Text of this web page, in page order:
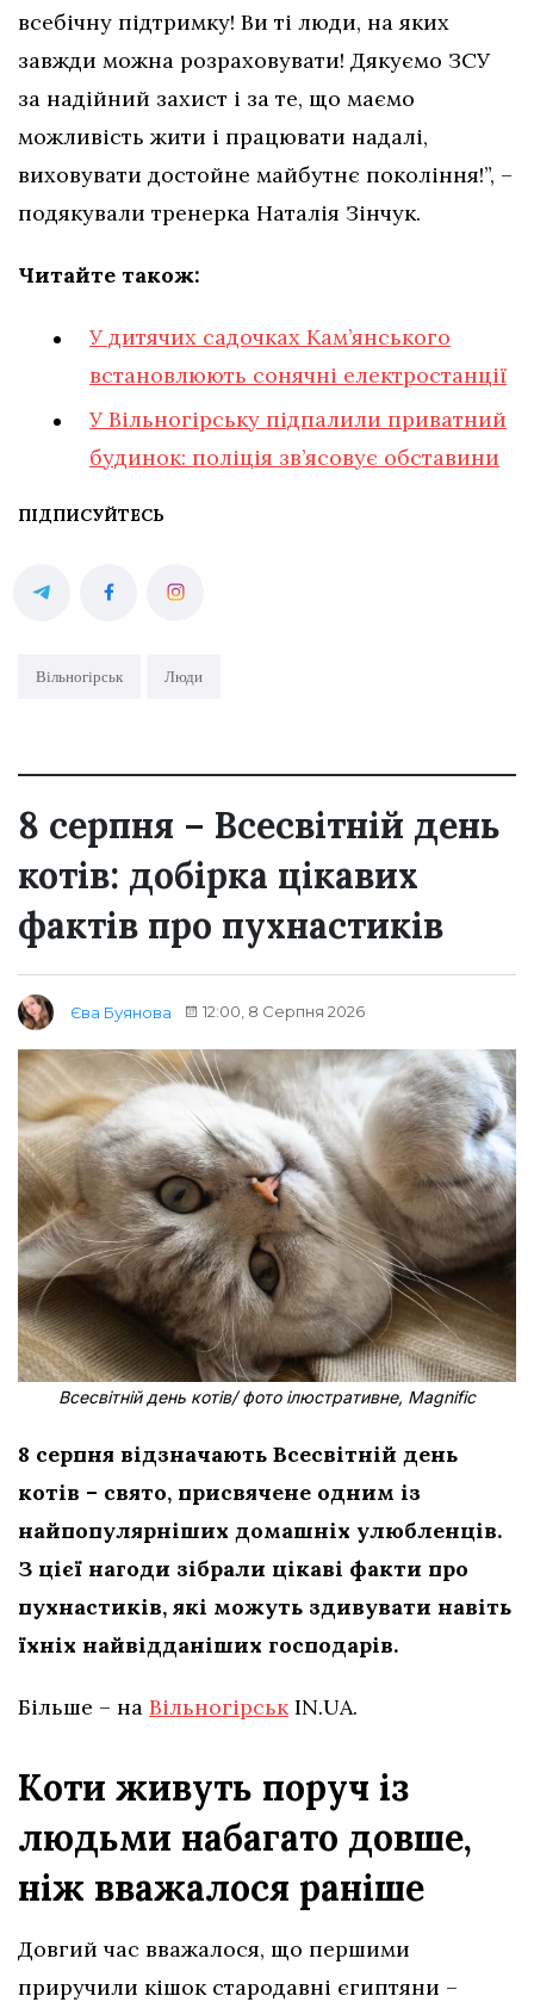
всебічну підтримку! Ви ті люди, на яких
завжди можна розраховувати! Дякуємо ЗСУ
за надійний захист і за те, що маємо
можливість жити і працювати надалі,
виховувати достойне майбутнє покоління!”, –
подякували тренерка Наталія Зінчук.
Читайте також:
У дитячих садочках Кам’янського
встановлюють сонячні електростанції
У Вільногірську підпалили приватний
будинок: поліція зв’ясовує обставини
ПІДПИСУЙТЕСЬ
Вільногірськ Люди
8 серпня – Всесвітній день
котів: добірка цікавих
фактів про пухнастиків
Єва Буянова 12:00, 8 Серпня 2026
Всесвітній день котів/ фото ілюстративне, Magnific
8 серпня відзначають Всесвітній день
котів – свято, присвячене одним із
найпопулярніших домашніх улюбленців.
З цієї нагоди зібрали цікаві факти про
пухнастиків, які можуть здивувати навіть
їхніх найвідданіших господарів.
Більше – на ВільногірськIN.UA.
Коти живуть поруч із
людьми набагато довше,
ніж вважалося раніше
Довгий час вважалося, що першими
приручили кішок стародавні єгиптяни –